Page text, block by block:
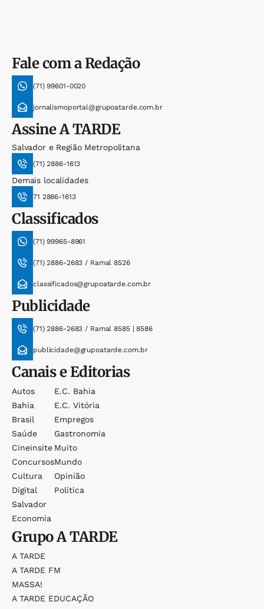
Fale com a Redação
(71) 99601-0020
jornalismoportal@grupoatarde.com.br
AssineA TARDE
Salvador e Região Metropolitana
(71) 2886-1613
Demais localidades
71 2886-1613
Classificados
(71) 99965-8961
(71) 2886-2683 / Ramal 8526
classificados@grupoatarde.com.br
Publicidade
(71) 2886-2683 / Ramal 8585 | 8586
publicidade@grupoatarde.com.br
Canais e Editorias
Autos
Bahia
Brasil
Saúde
Cineinsite
Concursos
Cultura
Digital
Salvador
Economia
E.c. Bahia
E.c. Vitória
Empregos
Gastronomia
Muito
Mundo
Opinião
Política
GrupoA TARDE
A TARDE
A TARDE FM
MASSA!
A TARDE EDUCAÇÃO